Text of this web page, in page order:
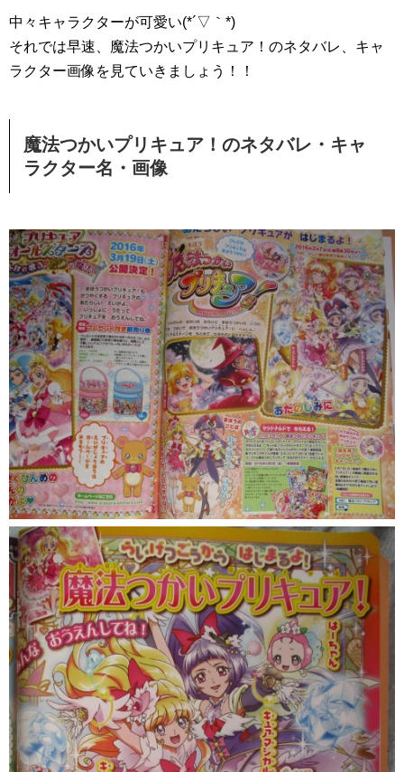
中々キャラクターが可愛い(*´▽｀*)
それでは早速、魔法つかいプリキュア！のネタバレ、キャ
ラクター画像を見ていきましょう！！
魔法つかいプリキュア！のネタバレ・キャ
ラクター名・画像